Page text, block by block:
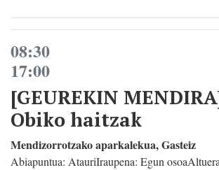
08:30
17:00
[GEUREKIN
Obiko haitzak
Mendizorrotzako aparkalekua, Gasteiz
Abiapuntua: AtauriIraupena: Egun